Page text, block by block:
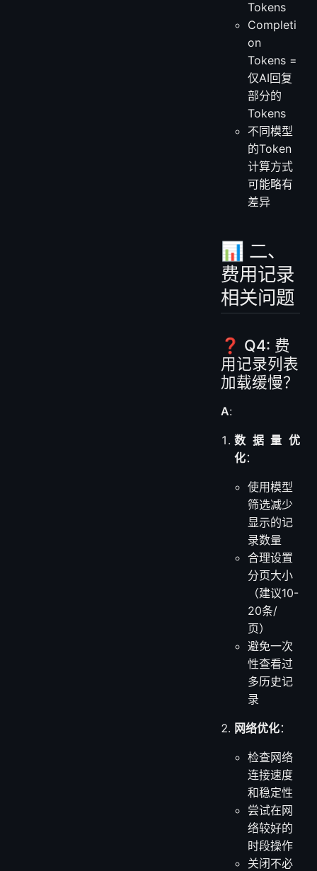
Tokens
Completi
on
Tokens =
仅AI回复
部分的
Tokens
不同模型
的Token
计算方式
可能略有
差异
📊 二、
费用记录
相关问题
❓ Q4: 费
用记录列表
加载缓慢？
A:
数据量优
化：
使用模型
筛选减少
显示的记
录数量
合理设置
分页大小
（建议10-
20条/
页）
避免一次
性查看过
多历史记
录
网络优化：
检查网络
连接速度
和稳定性
尝试在网
络较好的
时段操作
关闭不必